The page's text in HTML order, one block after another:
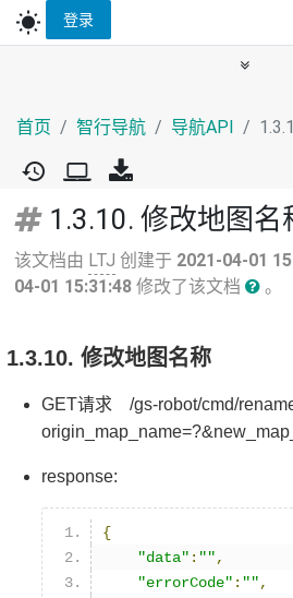
wb_sunny 登录
首页 智行导航 导航API
history
1.3.10. 修改地图名
该文档由 LTJ 创建于 2021-04-01
04-01 15:31:48 修改了该文档 。
1.3.10. 修改地图名称
GET请求 /gs-robot/cmd/
response:
{
"data" : "",
"errorCode" : "",